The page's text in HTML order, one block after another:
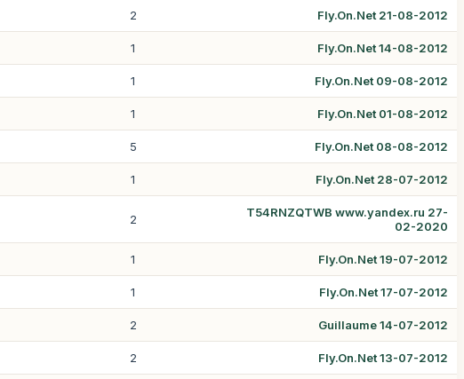
2 Fly.On.Net 21-08-2012
1 Fly.On.Net 14-08-2012
1 Fly.On.Net 09-08-2012
1 Fly.On.Net 01-08-2012
5 Fly.On.Net 08-08-2012
1 Fly.On.Net 28-07-2012
2
T54RNZQTWB www.yandex.ru 27-
02-2020
1 Fly.On.Net 19-07-2012
1 Fly.On.Net 17-07-2012
2 Guillaume 14-07-2012
2 Fly.On.Net 13-07-2012